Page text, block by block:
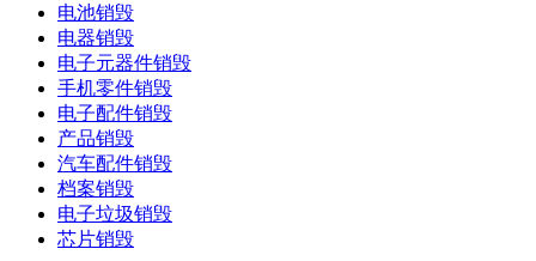
电池销毁
电器销毁
电子元器件销毁
手机零件销毁
电子配件销毁
产品销毁
汽车配件销毁
档案销毁
电子垃圾销毁
芯片销毁